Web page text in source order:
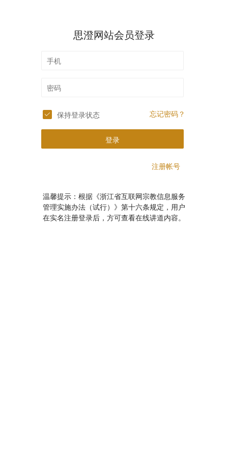
思澄网站会员登录
保持登录状态 忘记密码？
登录
注册帐号
温馨提示：根据《浙江省互联网宗教信息服务
管理实施办法（试行）》第十六条规定，用户
在实名注册登录后，方可查看在线讲道内容。